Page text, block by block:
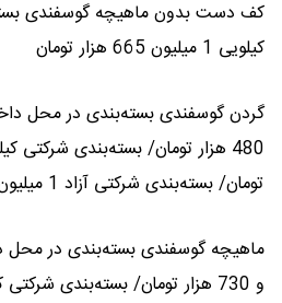
کف دست بدون ماهیچه گوسفندی
کیلویی 1 میلیون 665 هزار تومان
تومان/ بسته‌بندی شرکتی آزاد 1 میلیون و 580 هزار تومان